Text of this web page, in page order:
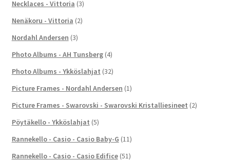
Necklaces - Vittoria (3)
Nenäkoru - Vittoria (2)
Nordahl Andersen (3)
Photo Albums - AH Tunsberg (4)
Photo Albums - Ykköslahjat (32)
Picture Frames - Nordahl Andersen (1)
Picture Frames - Swarovski - Swarovski Kristalliesineet (2)
Pöytäkello - Ykköslahjat (5)
Rannekello - Casio - Casio Baby-G (11)
Rannekello - Casio - Casio Edifice (51)